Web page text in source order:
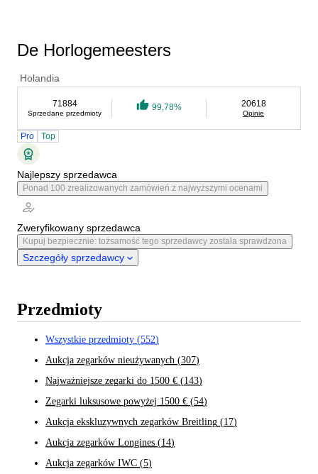
De Horlogemeesters
Holandia
71884
Sprzedane przedmioty
99,78% 20618
Opinie
Pro Top
Najlepszy sprzedawca
Ponad 100 zrealizowanych zamówień z najwyższymi ocenami
Zweryfikowany sprzedawca
Kupuj bezpiecznie: tożsamość tego sprzedawcy została sprawdzona
Szczegóły sprzedawcy
Przedmioty
Wszystkie przedmioty (552)
Aukcja zegarków nieużywanych (307)
Najważniejsze zegarki do 1500 € (143)
Zegarki luksusowe powyżej 1500 € (54)
Aukcja ekskluzywnych zegarków Breitling (17)
Aukcja zegarków Longines (14)
Aukcja zegarków IWC (5)